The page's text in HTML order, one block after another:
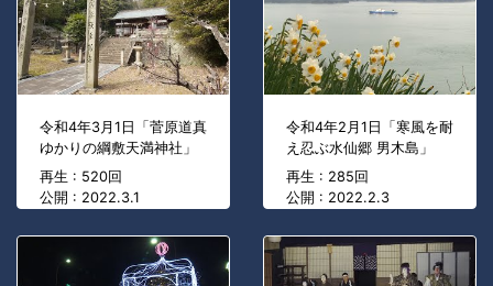
令和4年3月1日「菅原道真
ゆかりの綱敷天満神社」
再生 : 520回
公開 : 2022.3.1
令和4年2月1日「寒風を耐
え忍ぶ水仙郷 男木島」
再生 : 285回
公開 : 2022.2.3